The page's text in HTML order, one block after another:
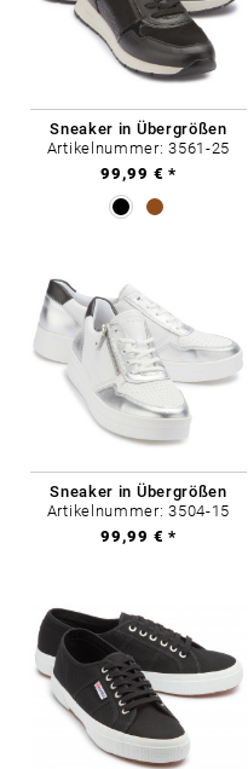
Sneaker in Übergrößen
Artikelnummer: 3561-25
99,99 € *
Sneaker in Übergrößen
Artikelnummer: 3504-15
99,99 € *